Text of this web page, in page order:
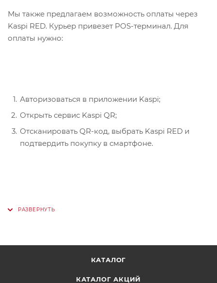
Мы также предлагаем возможность оплаты через
Kaspi RED. Курьер привезет POS-терминал. Для
оплаты нужно:
Авторизоваться в приложении Kaspi;
Открыть сервис Kaspi QR;
Отсканировать QR-код, выбрать Kaspi RED и
подтвердить покупку в смартфоне.
КАТАЛОГ
КАТАЛОГ АКЦИЙ